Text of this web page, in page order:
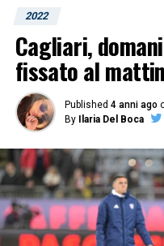
2022
Cagliari,
fissato al
Published 4 anni ago
By
Ilaria Del Boca